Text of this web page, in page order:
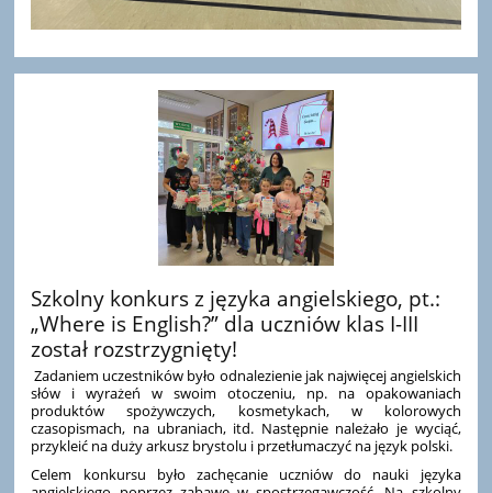
Szkolny konkurs z języka angielskiego, pt.:
„Where is English?” dla uczniów klas I-III
został rozstrzygnięty!
Zadaniem uczestników było odnalezienie jak najwięcej angielskich
słów i wyrażeń w swoim otoczeniu, np. na opakowaniach
produktów spożywczych, kosmetykach, w kolorowych
czasopismach, na ubraniach, itd. Następnie należało je wyciąć,
przykleić na duży arkusz brystolu i przetłumaczyć na język polski.
Celem konkursu było zachęcanie uczniów do nauki języka